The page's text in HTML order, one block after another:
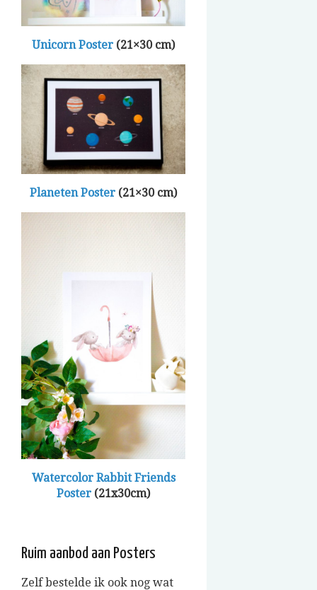
Unicorn Poster (21×30 cm)
Planeten Poster (21×30 cm)
Watercolor Rabbit Friends
Poster (21x30cm)
Ruim aanbod aan Posters
Zelf bestelde ik ook nog wat